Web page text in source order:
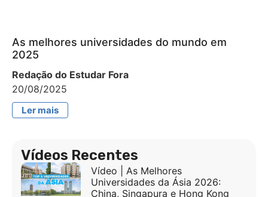
As melhores universidades do mundo em
2025
Redação do Estudar Fora
20/08/2025
Ler mais
Vídeos Recentes
Vídeo | As Melhores
Universidades da Ásia 2026:
China, Singapura e Hong Kong